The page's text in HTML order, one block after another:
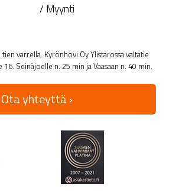
/ Myynti
varrella. Kyrönhovi Oy Ylistarossa valtatie
16. Seinäjoelle n. 25 min ja Vaasaan n. 40 min.
Ota yhteyttä ›